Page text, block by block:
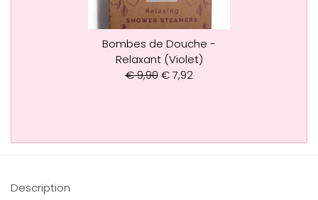
Bombes de Douche -
Relaxant (Violet)
€9,90 €7,92
Description